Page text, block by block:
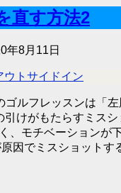
直す方法2
年8月11日
ウトサイドイン
ゴルフレッスンは「
引けがもたらすミス
、モチベーションが
因でミスショットす